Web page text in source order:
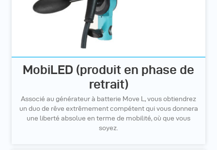
MobiLED (produit en phase de
retrait)
Associé au générateur à batterie Move L, vous obtiendrez
un duo de rêve extrêmement compétent qui vous donnera
une liberté absolue en terme de mobilité, où que vous
soyez.